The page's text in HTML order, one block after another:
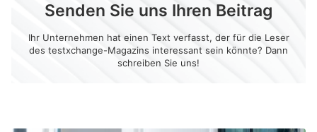
Senden Sie uns Ihren Beitrag
Ihr Unternehmen hat einen Text verfasst, der für die Leser
des testxchange-Magazins interessant sein könnte? Dann
schreiben Sie uns!